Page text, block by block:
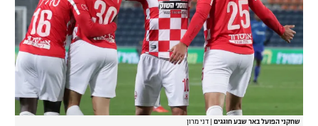
שחקני הפועל באר שבע חוגגים דני מרון